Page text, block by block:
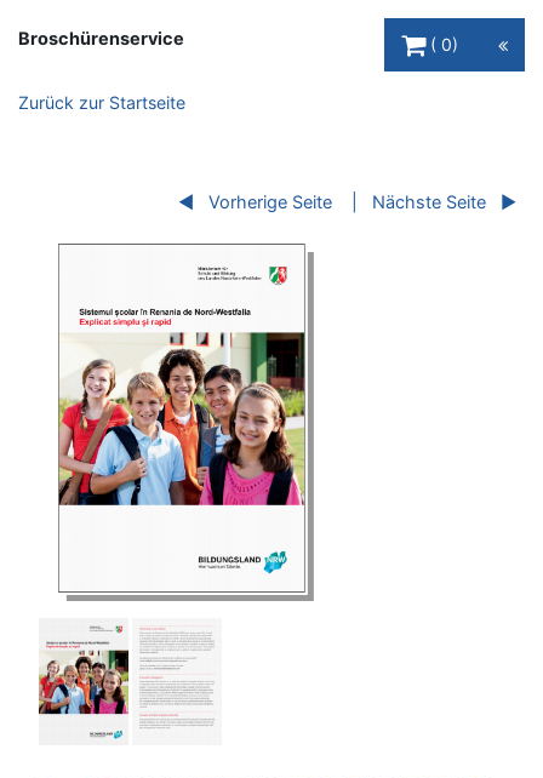
Broschürenservice
0
Zurück zur Startseite
Vorherige Seite Nächste Seite